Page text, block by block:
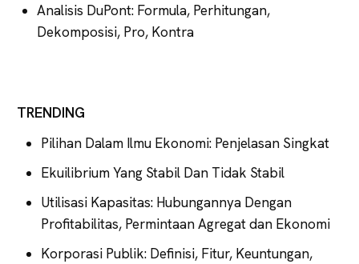
Analisis DuPont: Formula, Perhitungan,
Dekomposisi, Pro, Kontra
TRENDING
Pilihan Dalam Ilmu Ekonomi: Penjelasan Singkat
Ekuilibrium Yang Stabil Dan Tidak Stabil
Utilisasi Kapasitas: Hubungannya Dengan
Profitabilitas, Permintaan Agregat dan Ekonomi
Korporasi Publik: Definisi, Fitur, Keuntungan,